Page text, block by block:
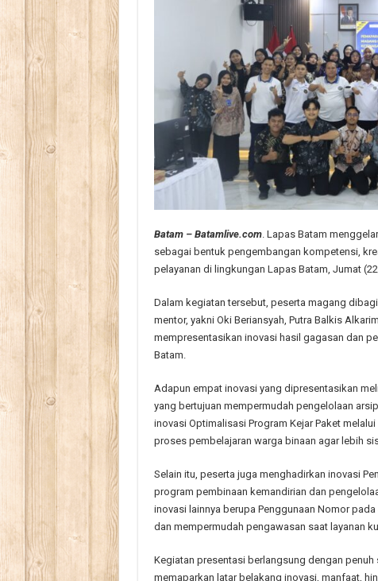
Batam – Batamlive.com. Lapas Batam
sebagai bentuk pengembangan kompetensi,
pelayanan di lingkungan Lapas Batam, Jumat
Dalam kegiatan tersebut, peserta magang
mentor, yakni Oki Beriansyah, Putra Balkis
mempresentasikan inovasi hasil gagasan dan
Batam.
Adapun empat inovasi yang dipresentasikan
yang bertujuan mempermudah pengelolaan
inovasi Optimalisasi Program Kejar Paket
proses pembelajaran warga binaan agar lebih
Selain itu, peserta juga menghadirkan inovasi
program pembinaan kemandirian dan
inovasi lainnya berupa Penggunaan Nomor
dan mempermudah pengawasan saat layanan
Kegiatan presentasi berlangsung dengan
memaparkan latar belakang inovasi, manfaat,